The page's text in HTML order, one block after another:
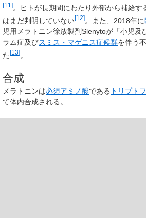
[11 ] 。ヒトが長期間にわたり外部から補給す
はまだ判明していない[12] 。また、2018年に
児用メラトニン徐放製剤Slenytoが「小児及
ラム症及びスミス・マゲニス症候群を伴う
た[13]。
合成
メラトニンは必須アミノ酸である トリプト
て体内合成される。